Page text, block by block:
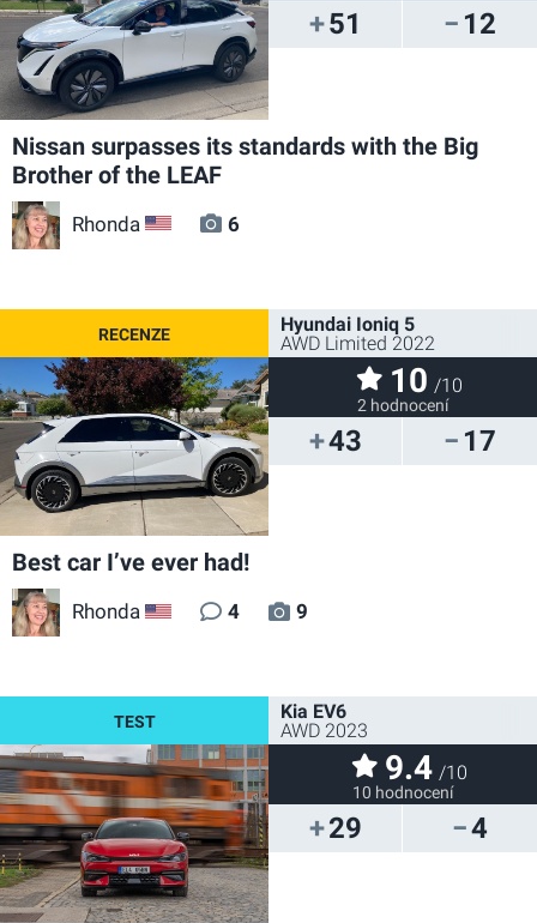
51 12
Nissan surpasses its standards with the Big
Brother of the LEAF
Rhonda US 6
43 17
Hyundai Ioniq 5
AWD Limited 2022
10 /10
2 hodnocení
Best car I’ve ever had!
Rhonda US 4 9
29 4
Kia EV6
AWD 2023
9.4 /10
10 hodnocení